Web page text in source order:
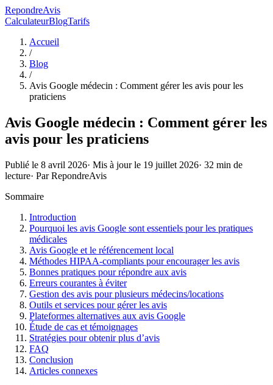
RepondreAvis
CalculateurBlogTarifs
Accueil
/
Blog
/
Avis Google médecin : Comment gérer les avis pour les
praticiens
Avis Google médecin : Comment gérer les
avis pour les praticiens
Publié le 8 avril 2026· Mis à jour le 19 juillet 2026· 32 min de
lecture· ParRepondreAvis
Sommaire
Introduction
Pourquoi les avis Google sont essentiels pour les pratiques
médicales
Avis Google et le référencement local
Méthodes HIPAA-compliants pour encourager les avis
Bonnes pratiques pour répondre aux avis
Erreurs courantes à éviter
Gestion des avis pour plusieurs médecins/locations
Outils et services pour gérer les avis
Plateformes alternatives aux avis Google
Étude de cas et témoignages
Stratégies pour obtenir plus d’avis
FAQ
Conclusion
Articles connexes